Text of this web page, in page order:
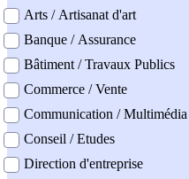
Arts / Artisanat d'art
Banque / Assurance
Bâtiment / Travaux Publics
Commerce / Vente
Communication / Multimédia
Conseil / Etudes
Direction d'entreprise